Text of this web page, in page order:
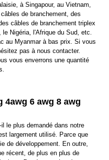
à Singapour, au Vietnam,
de branchement, des
câbles de branchement triplex
Nigéria, l'Afrique du Sud, etc.
au Myanmar à bas prix. Si vous
pas à nous contacter.
vous enverrons une quantité
4awg 6 awg 8 awg
le plus demandé dans notre
largement utilisé. Parce que
de développement. En outre,
récent, de plus en plus de